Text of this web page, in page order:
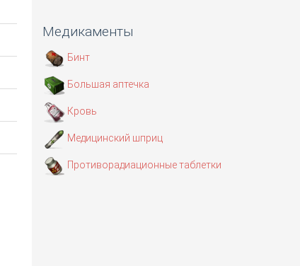
Медикаменты
Бинт
Большая аптечка
Кровь
Медицинский шприц
Противорадиационные таблетки